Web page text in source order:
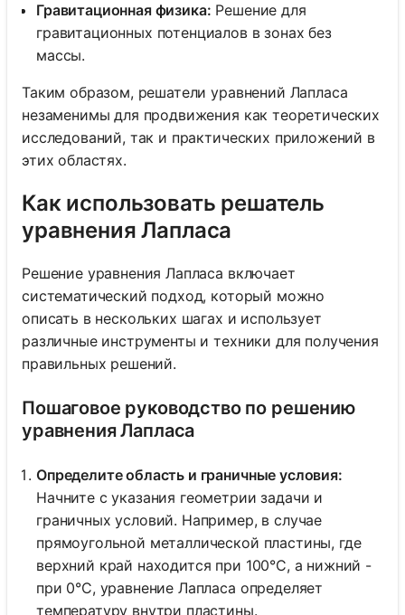
Гравитационная физика: Решение для
гравитационных потенциалов в зонах без
массы.
Таким образом, решатели уравнений Лапласа
незаменимы для продвижения как теоретических
исследований, так и практических приложений в
этих областях.
Как использовать решатель
уравнения Лапласа
Решение уравнения Лапласа включает
систематический подход, который можно
описать в нескольких шагах и использует
различные инструменты и техники для получения
правильных решений.
Пошаговое руководство по решению
уравнения Лапласа
Определите область и граничные условия:
Начните с указания геометрии задачи и
граничных условий. Например, в случае
прямоугольной металлической пластины, где
верхний край находится при 100°C, а нижний -
при 0°C, уравнение Лапласа определяет
температуру внутри пластины.